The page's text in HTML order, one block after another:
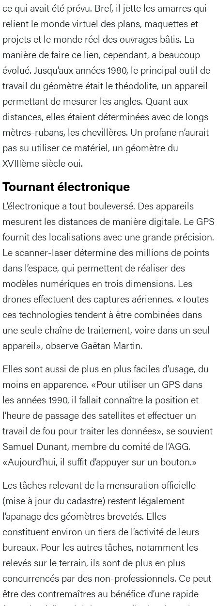
ce qui avait été prévu. Bref, il jette les amarres qui
relient le monde virtuel des plans, maquettes et
projets et le monde réel des ouvrages bâtis. La
manière de faire ce lien, cependant, a beaucoup
évolué. Jusqu’aux années 1980, le principal outil de
travail du géomètre était le théodolite, un appareil
permettant de mesurer les angles. Quant aux
distances, elles étaient déterminées avec de longs
mètres-rubans, les chevillères. Un profane n’aurait
pas su utiliser ce matériel, un géomètre du
XVIIIème siècle oui.
Tournant électronique
L’électronique a tout bouleversé. Des appareils
mesurent les distances de manière digitale. Le GPS
fournit des localisations avec une grande précision.
Le scanner-laser détermine des millions de points
dans l’espace, qui permettent de réaliser des
modèles numériques en trois dimensions. Les
drones effectuent des captures aériennes. «Toutes
ces technologies tendent à être combinées dans
une seule chaîne de traitement, voire dans un seul
appareil», observe Gaëtan Martin.
Elles sont aussi de plus en plus faciles d’usage, du
moins en apparence. «Pour utiliser un GPS dans
les années 1990, il fallait connaître la position et
l’heure de passage des satellites et effectuer un
travail de fou pour traiter les données», se souvient
Samuel Dunant, membre du comité de l’AGG.
«Aujourd’hui, il suffit d’appuyer sur un bouton.»
Les tâches relevant de la mensuration officielle
(mise à jour du cadastre) restent légalement
l’apanage des géomètres brevetés. Elles
constituent environ un tiers de l’activité de leurs
bureaux. Pour les autres tâches, notamment les
relevés sur le terrain, ils sont de plus en plus
concurrencés par des non-professionnels. Ce peut
être des contremaîtres au bénéfice d’une rapide